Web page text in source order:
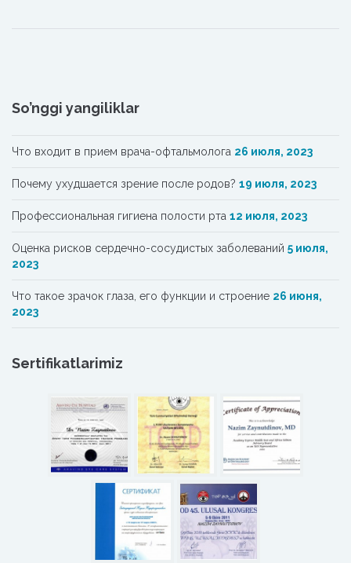
So’nggi yangiliklar
Что входит в прием врача-офтальмолога 26 июля, 2023
Почему ухудшается зрение после родов? 19 июля, 2023
Профессиональная гигиена полости рта 12 июля, 2023
Oценка рисков сердечно-сосудистых заболеваний 5 июля,
2023
Что такое зрачок глаза, его функции и строение 26 июня,
2023
Sertifikatlarimiz